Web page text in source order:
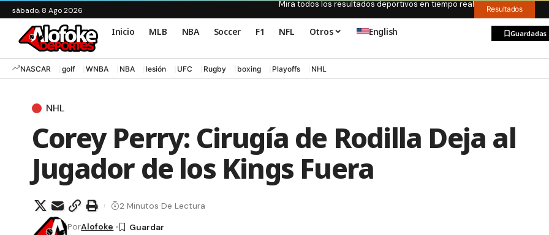
sábado, 8 Ago 2026
Mira todos los resultados deportivos en tiempo real Resultados
Inicio MLB NBA Soccer F1 NFL Otros English Guardadas
NASCAR golf WNBA NBA lesión UFC Rugby boxing Playoffs NHL
NHL
Corey Perry: Cirugía de Rodilla Deja al
Jugador de los Kings Fuera
PorAlofoke
2 Minutos De Lectura